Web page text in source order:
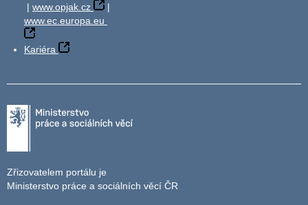
| www.opjak.cz
|
www.ec.europa.eu
Kariéra
Zřizovatelem portálu je
Ministerstvo práce a sociálních věcí ČR